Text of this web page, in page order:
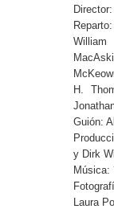
William
H.
Guión:
y Dirk
Música:
Laura